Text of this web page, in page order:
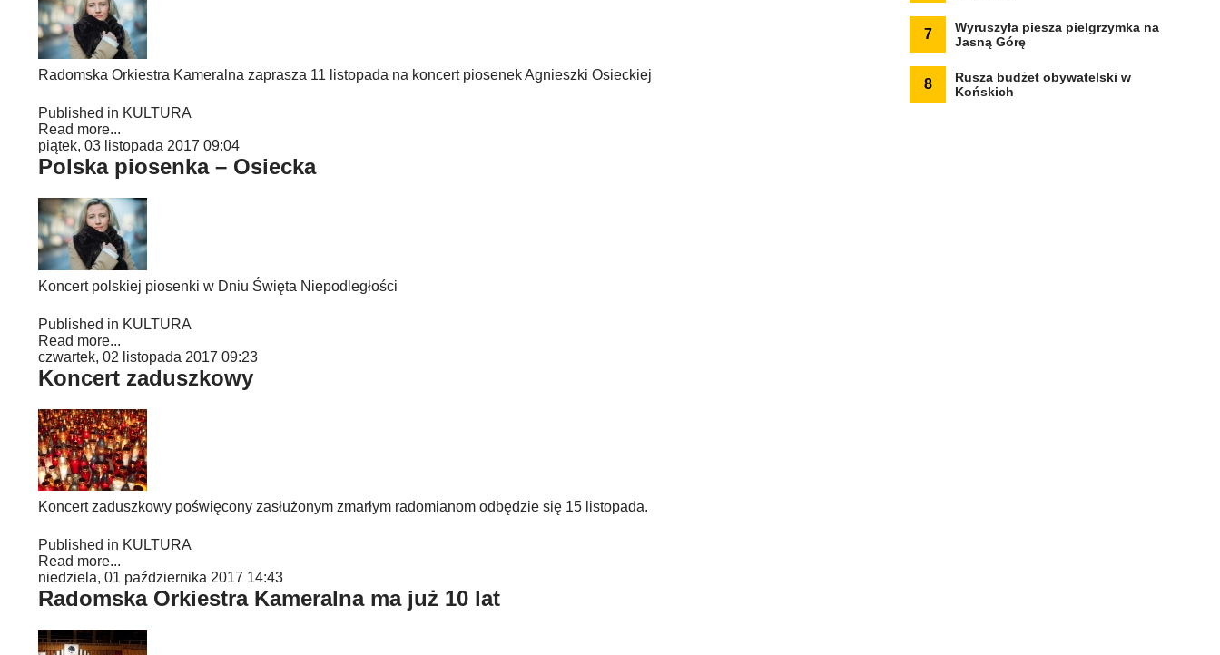
Radomska Orkiestra Kameralna zaprasza 11 listopada na koncert piosenek Agnieszki Osieckiej
Published in KULTURA
Read more...
piątek, 03 listopada 2017 09:04
Polska piosenka – Osiecka
Koncert polskiej piosenki w Dniu Święta Niepodległości
Published in KULTURA
Read more...
czwartek, 02 listopada 2017 09:23
Koncert zaduszkowy
Koncert zaduszkowy poświęcony zasłużonym zmarłym radomianom odbędzie się 15 listopada.
Published in KULTURA
Read more...
niedziela, 01 października 2017 14:43
Radomska Orkiestra Kameralna ma już 10 lat
7
Wyruszyła piesza pielgrzymka na
Jasną Górę
8
Rusza budżet obywatelski w
Końskich